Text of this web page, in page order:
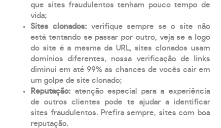
que sites fraudulentos tenham pouco tempo de
vida;
Sites clonados: verifique sempre se o site não
está tentando se passar por outro, veja se a logo
do site é a mesma da URL, sites clonados usam
domínios diferentes, nossa verificação de links
diminui em até 99% as chances de vocês cair em
um golpe de site clonado;
Reputação: atenção especial para a experiência
de outros clientes pode te ajudar a identificar
sites fraudulentos. Prefira sempre, sites com boa
reputação.